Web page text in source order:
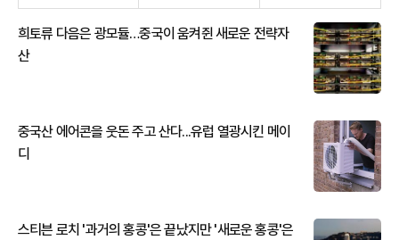
희토류 다음은 광모듈…중국이 움켜쥔 새로운 전략자
산
중국산 에어콘을 웃돈 주고 산다...유럽 열광시킨 메이
디
스티븐 로치 '과거의 홍콩'은 끝났지만 '새로운 홍콩'은